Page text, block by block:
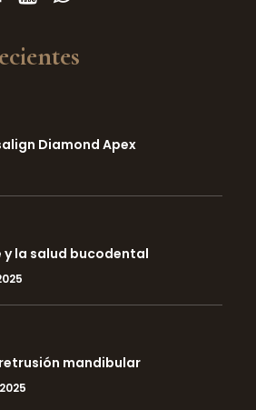
Diamond Apex
y la salud bucodental
mandibular